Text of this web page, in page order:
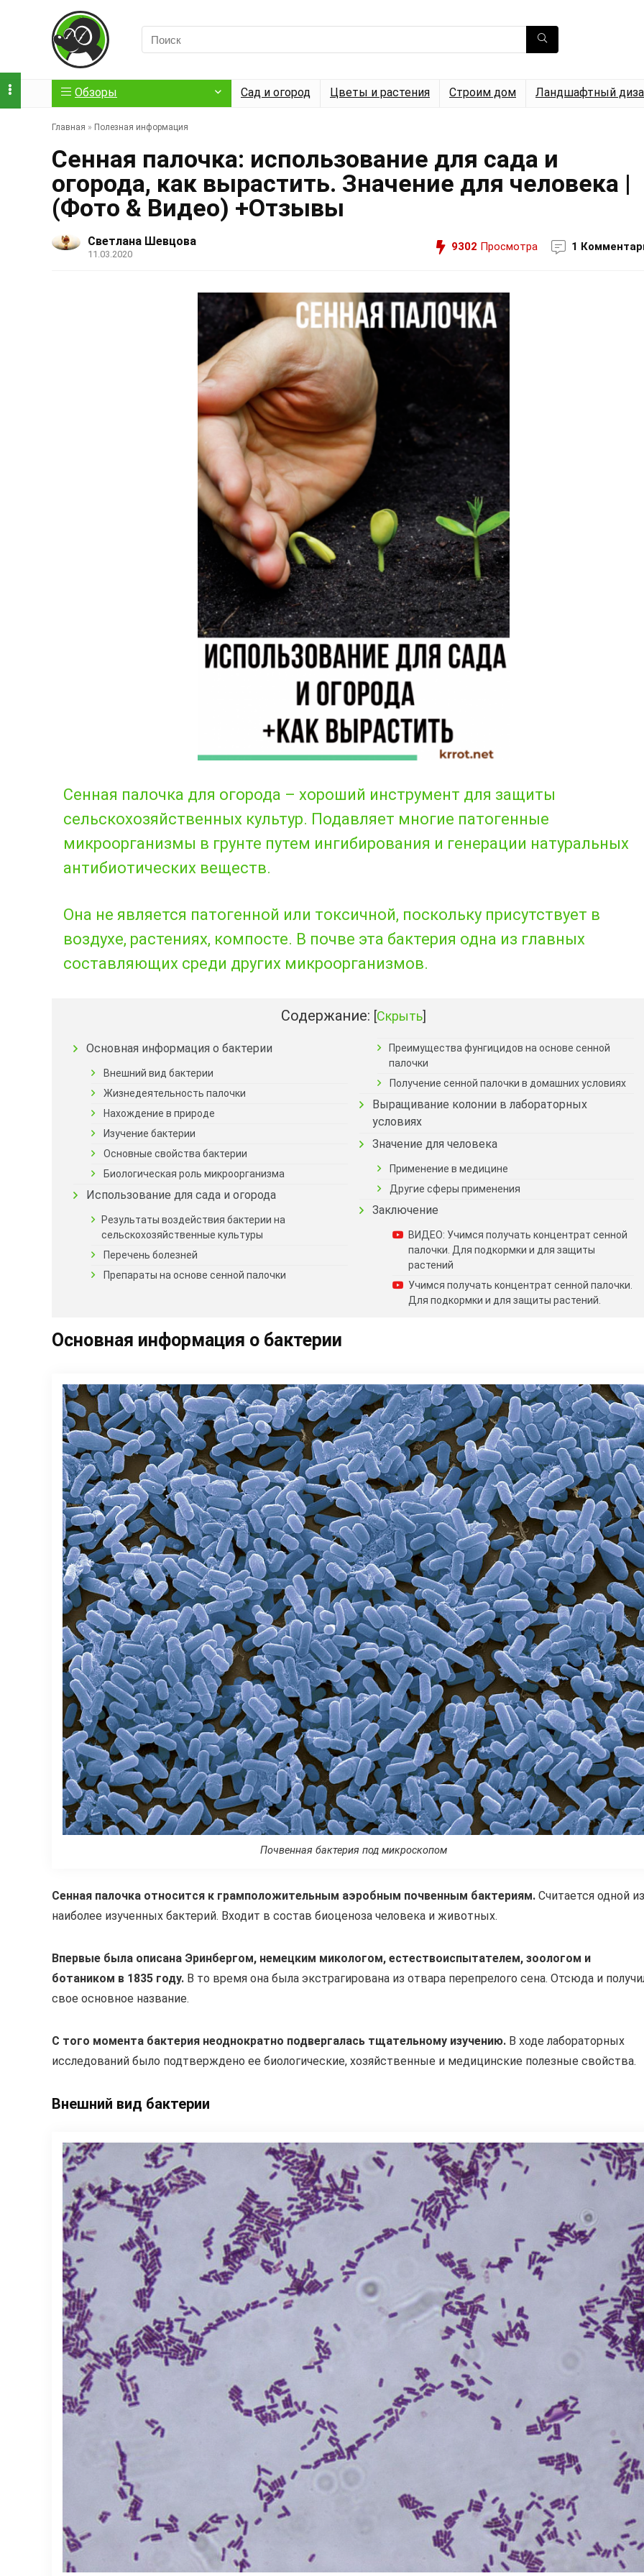
Обзоры Сад и огород Цветы и растения Строим дом Ландшафтный
Главная » Полезная информация
Сенная палочка: использование для сада и
огорода, как вырастить. Значение для человека |
(Фото & Видео) +Отзывы
Светлана Шевцова
11.03.2020
9302 Просмотра 1
Сенная палочка для огорода – хороший инструмент для защиты
сельскохозяйственных культур. Подавляет многие патогенные
микроорганизмы в грунте путем ингибирования и генерации натуральных
антибиотических веществ.
Она не является патогенной или токсичной, поскольку присутствует в
воздухе, растениях, компосте. В почве эта бактерия одна из главных
составляющих среди других микроорганизмов.
Содержание: [Скрыть]
Основная информация о бактерии
Внешний вид бактерии
Жизнедеятельность палочки
Нахождение в природе
Изучение бактерии
Основные свойства бактерии
Биологическая роль микроорганизма
Использование для сада и огорода
Результаты воздействия бактерии на
сельскохозяйственные культуры
Перечень болезней
Препараты на основе сенной палочки
Преимущества фунгицидов на основе сенной
палочки
Получение сенной палочки в домашних условиях
Выращивание колонии в лабораторных
условиях
Значение для человека
Применение в медицине
Другие сферы применения
Заключение
ВИДЕО: Учимся получать концентрат сенной
палочки. Для подкормки и для защиты
растений
Учимся получать концентрат сенной палочки.
Для подкормки и для защиты растений.
Основная информация о бактерии
Почвенная бактерия под микроскопом
Сенная палочка относится к грамположительным аэробным почвенным бактериям. Считается одной из
наиболее изученных бактерий. Входит в состав биоценоза человека и животных.
Впервые была описана Эринбергом, немецким микологом, естествоиспытателем, зоологом и
ботаником в 1835 году. В то время она была экстрагирована из отвара перепрелого сена. Отсюда и
свое основное название.
С того момента бактерия неоднократно подвергалась тщательному изучению. В ходе лабораторных
исследований было подтверждено ее биологические, хозяйственные и медицинские полезные свойства.
Внешний вид бактерии